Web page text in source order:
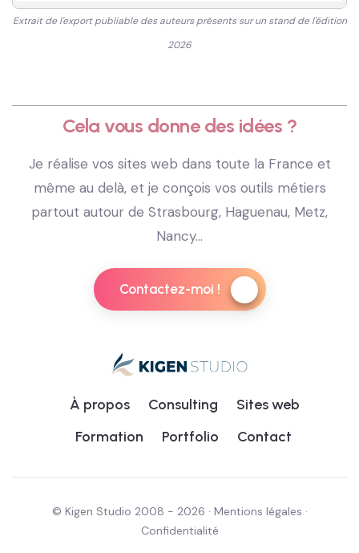
Extrait de l'export publiable des auteurs présents sur un stand de l'édition
2026
Cela vous donne des idées ?
Je réalise vos sites web dans toute la France et
même au delà, et je conçois vos outils métiers
partout autour de Strasbourg, Haguenau, Metz,
Nancy...
Contactez-moi !
À propos Consulting
Sites web
Formation
Portfolio Contact
© Kigen Studio 2008 - 2026 · Mentions légales ·
Confidentialité